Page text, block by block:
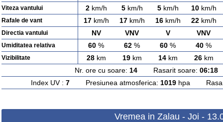
Viteza vantului 2km/h 5km/h 5km/h 10km/h
Rafale de vant 17km/h 17km/h 16km/h 22km/h
Directia vantului NV VNV V VNV
Umiditatea relativa 60 % 62 % 60 % 40 %
Vizibilitate 28km 19km 14km 26km
Nr. ore cu soare: 14Rasarit soare: 06:18
Index UV : 7Presiunea atmosferica: 1019hpa
Vremea in Zalau - Joi -